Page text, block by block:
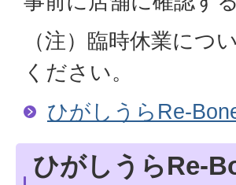
（注）臨時休業につ
ください。
ひがしうらRe-
ひがしうらRe-